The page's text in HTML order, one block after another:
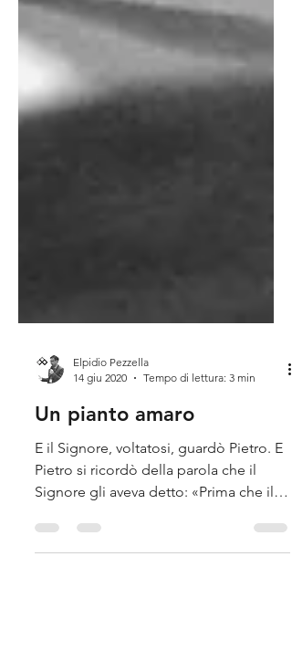
Elpidio Pezzella
Un pianto amaro
E il Signore, voltatosi, guardò Pietro. E
Pietro si ricordò della parola che il
gallo canti, tu mi...